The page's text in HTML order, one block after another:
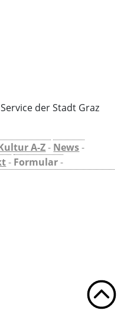
der Stadt Graz
A-Z- News-
- Formular-